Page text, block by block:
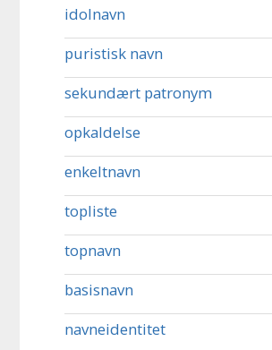
idolnavn
puristisk navn
sekundært patronym
opkaldelse
enkeltnavn
topliste
topnavn
basisnavn
navneidentitet